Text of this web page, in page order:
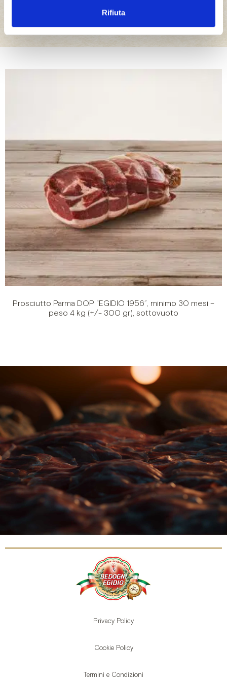
Rifiuta
Prosciutto Parma DOP “EGIDIO 1956”, minimo 30 mesi –
peso 4 kg (+/- 300 gr), sottovuoto
Privacy Policy
Cookie Policy
Termini e Condizioni